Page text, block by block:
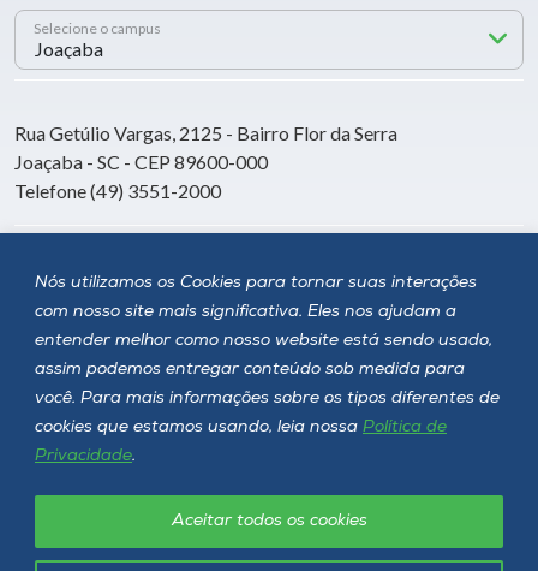
Nós utilizamos os Cookies para tornar suas interações
com nosso site mais significativa. Eles nos ajudam a
entender melhor como nosso website está sendo usado,
assim podemos entregar conteúdo sob medida para
você. Para mais informações sobre os tipos diferentes de
cookies que estamos usando, leia nossa Política de
Privacidade.
Aceitar todos os cookies
Selecione o campus
Rua Getúlio Vargas, 2125 - Bairro Flor da Serra
Joaçaba - SC - CEP 89600-000
Telefone (49) 3551-2000
Siga a Unoesc
Política de privacidade LGPD